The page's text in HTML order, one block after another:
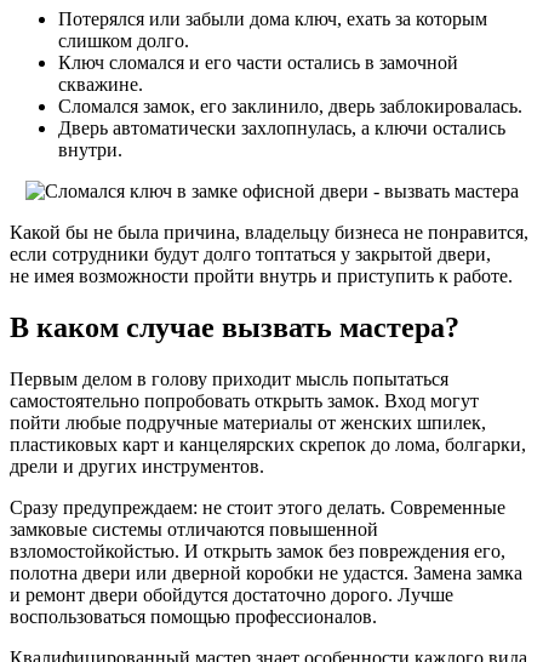
Потерялся или забыли дома ключ, ехать за которым
слишком долго.
Ключ сломался и его части остались в замочной
скважине.
Сломался замок, его заклинило, дверь заблокировалась.
Дверь автоматически захлопнулась, а ключи остались
внутри.
Какой бы не была причина, владельцу бизнеса не понравится,
если сотрудники будут долго топтаться у закрытой двери,
не имея возможности пройти внутрь и приступить к работе.
В каком случае вызвать мастера?
Первым делом в голову приходит мысль попытаться
самостоятельно попробовать открыть замок. Вход могут
пойти любые подручные материалы от женских шпилек,
пластиковых карт и канцелярских скрепок до лома, болгарки,
дрели и других инструментов.
Сразу предупреждаем: не стоит этого делать. Современные
замковые системы отличаются повышенной
взломостойкойстью. И открыть замок без повреждения его,
полотна двери или дверной коробки не удастся. Замена замка
и ремонт двери обойдутся достаточно дорого. Лучше
воспользоваться помощью профессионалов.
Квалифицированный мастер знает особенности каждого вида